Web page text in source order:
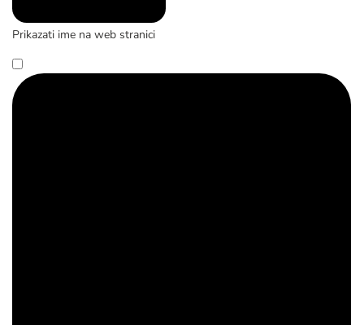
Prikazati ime na web stranici